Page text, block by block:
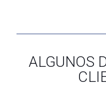
ALGUNOS